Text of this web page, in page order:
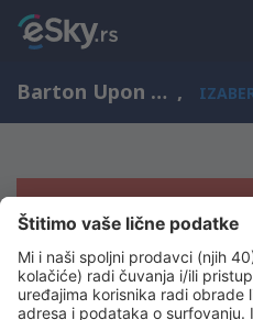
Barton Upon Humber, England, Ujedinjeno Kraljevstvo ,
Žao nam je, ne
rezultate